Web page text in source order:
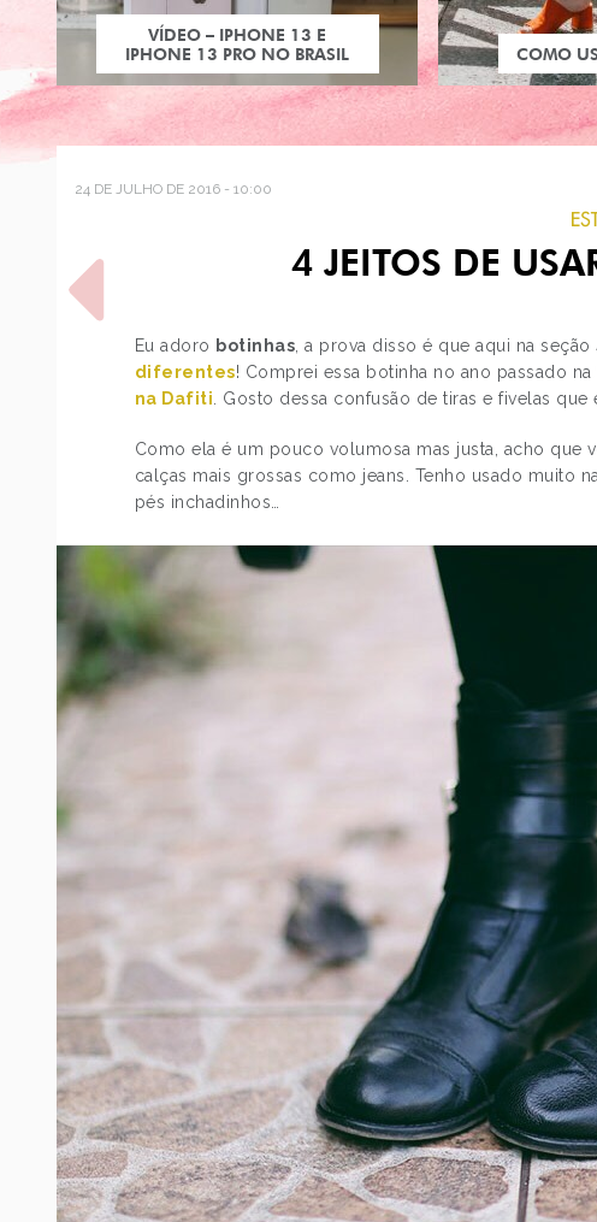
VÍDEO – IPHONE 13 E
IPHONE 13 PRO NO BRASIL
COMO
24 DE JULHO DE 2016 - 10:00
4 JEITOS DE
Eu adoro botinhas , a prova disso é que aqui na
diferentes! Comprei essa botinha no ano passado na
na Dafiti . Gosto dessa confusão de tiras e fivelas que
Como ela é um pouco volumosa mas justa, acho que
calças mais grossas como jeans. Tenho usado muito
pés inchadinhos…
DEPILAÇÃO: LASER
SOPRANO